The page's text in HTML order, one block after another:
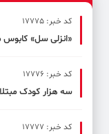
کد خبر: 17775
«انزلی سل»
کد خبر: 17776
سه هزار کودک
کد خبر: 17777